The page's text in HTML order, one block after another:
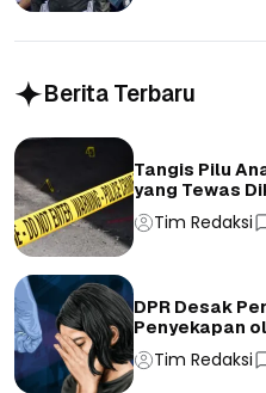
Berita Terbaru
Tangis Pilu
yang Tewas
Tim Redaksi
DPR Desak
Penyekapan
Tim Redaksi